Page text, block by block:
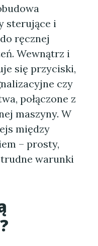
sterujące i
ręcznej
Wewnątrz i
się przyciski,
czy
połączone z
maszyny. W
między
– prosty,
warunki